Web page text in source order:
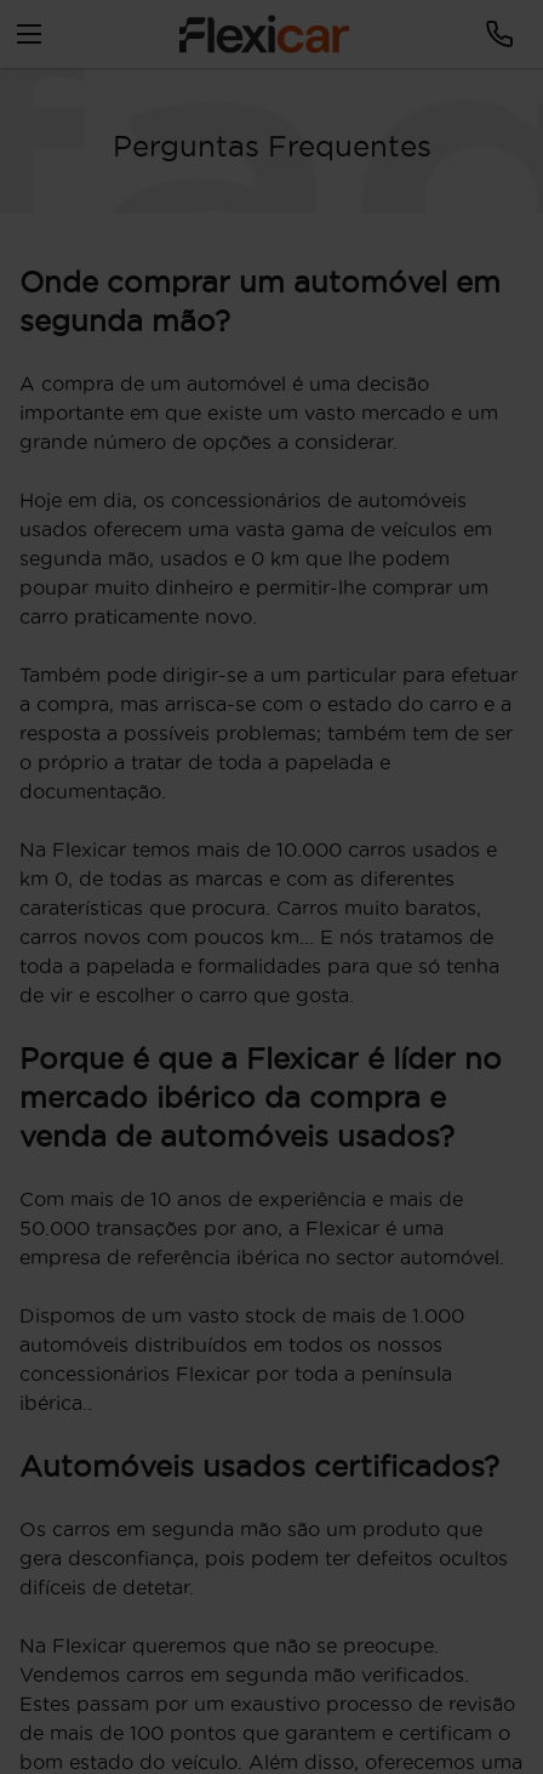
Perguntas Frequentes
Onde comprar um automóvel em
segunda mão?
A compra de um automóvel é uma decisão
importante em que existe um vasto mercado e um
grande número de opções a considerar.
Hoje em dia, os concessionários de automóveis
usados oferecem uma vasta gama de veículos em
segunda mão, usados e 0 km que lhe podem
poupar muito dinheiro e permitir-lhe comprar um
carro praticamente novo.
Também pode dirigir-se a um particular para efetuar
a compra, mas arrisca-se com o estado do carro e a
resposta a possíveis problemas; também tem de ser
o próprio a tratar de toda a papelada e
documentação.
Na Flexicar temos mais de 10.000 carros usados e
km 0, de todas as marcas e com as diferentes
caraterísticas que procura. Carros muito baratos,
carros novos com poucos km... E nós tratamos de
toda a papelada e formalidades para que só tenha
de vir e escolher o carro que gosta.
Porque é que a Flexicar é líder no
mercado ibérico da compra e
venda de automóveis usados?
Com mais de 10 anos de experiência e mais de
50.000 transações por ano, a Flexicar é uma
empresa de referência ibérica no sector automóvel.
Dispomos de um vasto stock de mais de 1.000
automóveis distribuídos em todos os nossos
concessionários Flexicar por toda a península
ibérica..
Automóveis usados certificados?
Os carros em segunda mão são um produto que
gera desconfiança, pois podem ter defeitos ocultos
difíceis de detetar.
Na Flexicar queremos que não se preocupe.
Vendemos carros em segunda mão verificados.
Estes passam por um exaustivo processo de revisão
de mais de 100 pontos que garantem e certificam o
bom estado do veículo. Além disso, oferecemos uma